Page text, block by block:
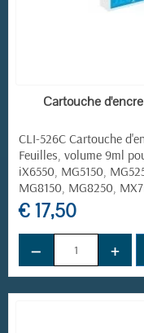
Cartouche
CLI-526C Cartouche
Feuilles, volume 9ml
iX6550, MG5150,
MG8150, MG8250,
€ 17,50
− +